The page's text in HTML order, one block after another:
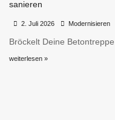
sanieren
2. Juli 2026 Modernisieren
Bröckelt Deine
weiterlesen »